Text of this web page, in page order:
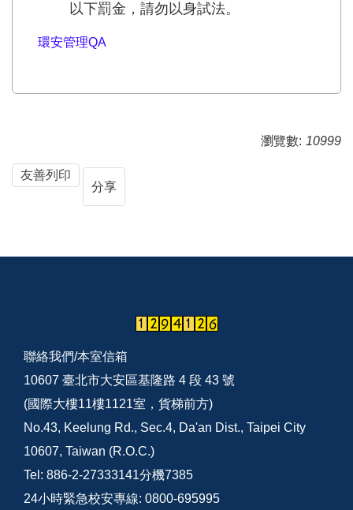
以下罰金，請勿以身試法。
環安管理QA
瀏覽數: 10999
友善列印
分享
聯絡我們/本室信箱
10607 臺北市大安區基隆路 4 段 43 號
(國際大樓11樓1121室，貨梯前方)
No.43, Keelung Rd., Sec.4, Da'an Dist., Taipei City
10607, Taiwan (R.O.C.)
Tel: 886-2-27333141分機7385
24小時緊急校安專線: 0800-695995